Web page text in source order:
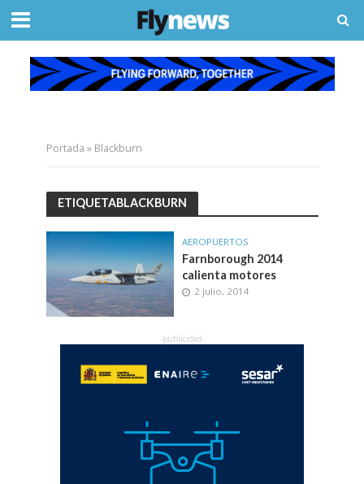
Portada » Blackburn
ETIQUETABLACKBURN
AEROPUERTOS
Farnborough 2014
calienta motores
2 julio, 2014